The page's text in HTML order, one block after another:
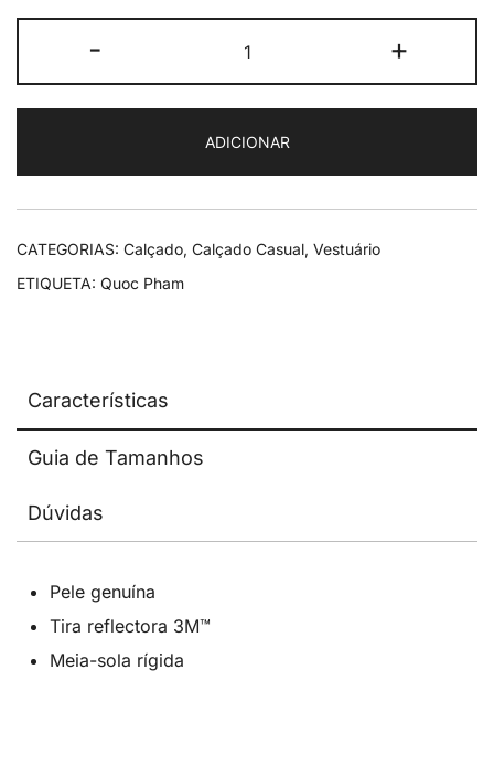
-
de
Quoc
Fixed
+
ADICIONAR
CATEGORIAS: Calçado, Calçado Casual, Vestuário
ETIQUETA: Quoc Pham
Características
Guia de Tamanhos
Dúvidas
Pele genuína
Tira reflectora 3M™
Meia-sola rígida